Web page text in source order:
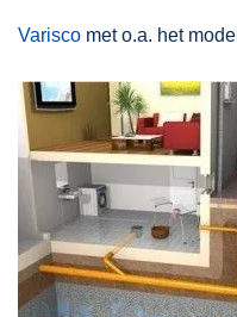
Varisco met o.a. het model